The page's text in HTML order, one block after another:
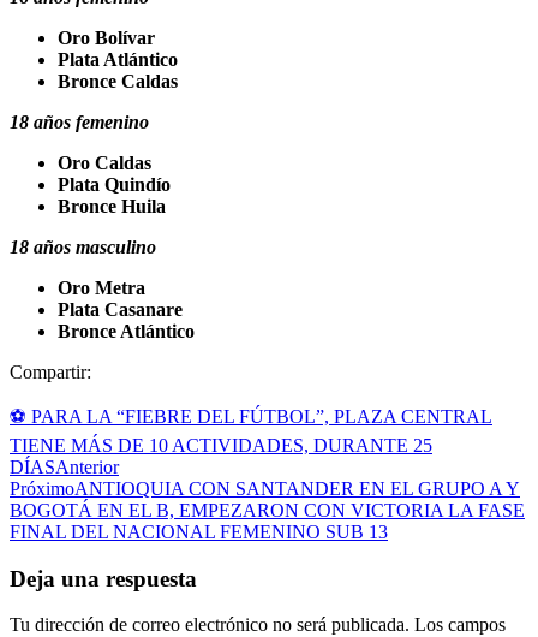
Oro Bolívar
Plata Atlántico
Bronce Caldas
18 años femenino
Oro Caldas
Plata Quindío
Bronce Huila
18 años masculino
Oro Metra
Plata Casanare
Bronce Atlántico
Compartir:
⚽ PARA LA “FIEBRE DEL FÚTBOL”, PLAZA CENTRAL
TIENE MÁS DE 10 ACTIVIDADES, DURANTE 25
DÍASAnterior
PróximoANTIOQUIA CON SANTANDER EN EL GRUPO A Y
BOGOTÁ EN EL B, EMPEZARON CON VICTORIA LA FASE
FINAL DEL NACIONAL FEMENINO SUB 13
Deja una respuesta
Tu dirección de correo electrónico no será publicada. Los campos